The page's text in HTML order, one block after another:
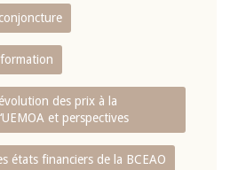
des prix à la
et perspectives
états financiers de la BCEAO